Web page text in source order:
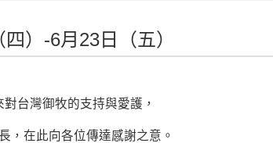
）-6月23日（五）
台灣御牧的支持與愛護，
，在此向各位傳達感謝之意。